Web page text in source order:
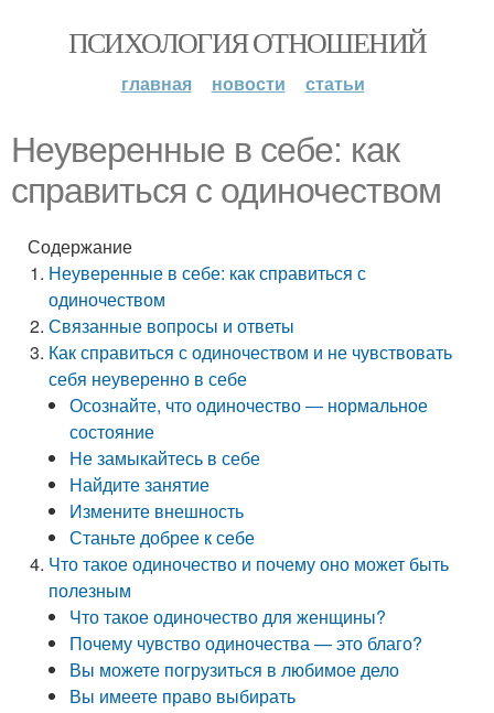
ПСИХОЛОГИЯ ОТНОШЕНИЙ
главная новости статьи
Неуверенные в себе: как
справиться с одиночеством
Содержание
Неуверенные в себе: как справиться с
одиночеством
Связанные вопросы и ответы
Как справиться с одиночеством и не чувствовать
себя неуверенно в себе
Осознайте, что одиночество ― нормальное
состояние
Не замыкайтесь в себе
Найдите занятие
Измените внешность
Станьте добрее к себе
Что такое одиночество и почему оно может быть
полезным
Что такое одиночество для женщины?
Почему чувство одиночества — это благо?
Вы можете погрузиться в любимое дело
Вы имеете право выбирать